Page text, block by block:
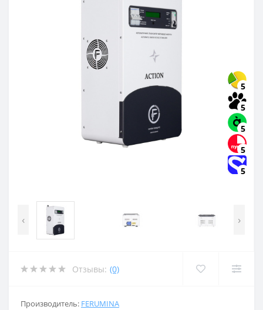
5
5
5
5
5
‹ ›
Отзывы: (0)
Производитель: FERUMINA